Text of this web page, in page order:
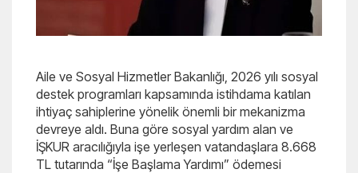
Aile ve Sosyal Hizmetler Bakanlığı, 2026 yılı sosyal
destek programları kapsamında istihdama katılan
ihtiyaç sahiplerine yönelik önemli bir mekanizma
devreye aldı. Buna göre sosyal yardım alan ve
İŞKUR aracılığıyla işe yerleşen vatandaşlara 8.668
TL tutarında “İşe Başlama Yardımı” ödemesi